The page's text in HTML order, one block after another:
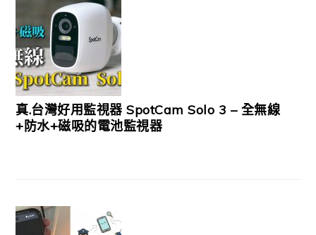
真.台灣好用監視器 SpotCam Solo 3 – 全無線
+防水+磁吸的電池監視器